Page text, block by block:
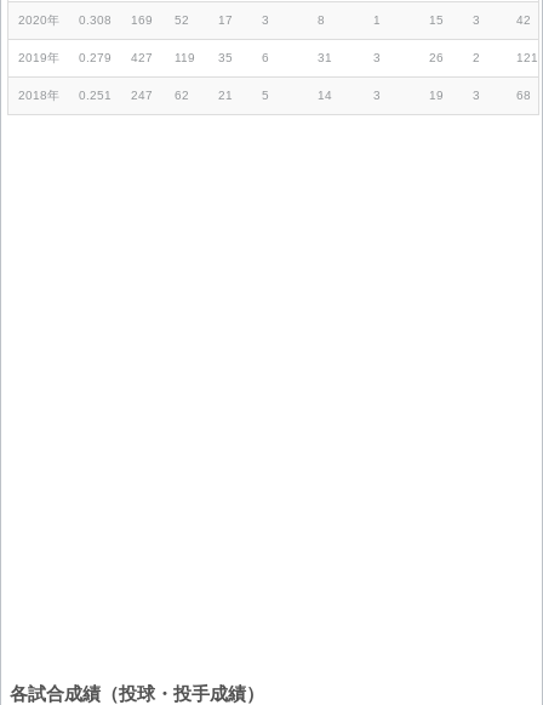
2020年 0.308 169 52 17 3 8 1 15 3 42
2019年 0.279 427 119 35 6 31 3 26 2 121
2018年 0.251 247 62 21 5 14 3 19 3 68
各試合成績（投球・投手成績）